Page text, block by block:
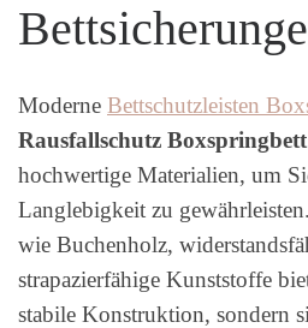
Moderne Bettschutzleisten
Rausfallschutz Boxspringbett
hochwertige Materialien, um
Langlebigkeit zu
wie Buchenholz,
strapazierfähige Kunststoffe
stabile Konstruktion, sondern